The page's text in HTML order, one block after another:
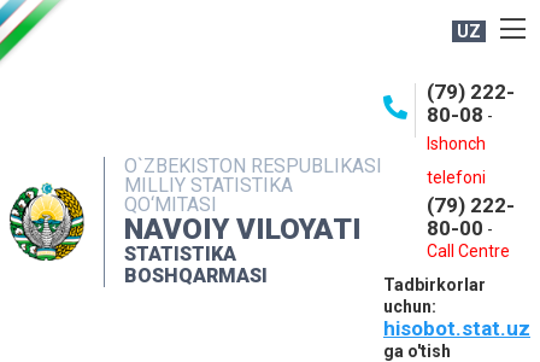
UZ
O`ZBEKISTON RESPUBLIKASI
MILLIY STATISTIKA
QO‘MITASI
NAVOIY VILOYATI
STATISTIKA
BOSHQARMASI
(79) 222-
80-08 -
Ishonch
telefoni
(79) 222-
80-00 -
Call Centre
Tadbirkorlar
uchun:
hisobot.stat.uz
ga o'tish
OCHIQ MA'LUMOTLAR
INTERAKTIV XIZMATLAR
MUROJAATLAR